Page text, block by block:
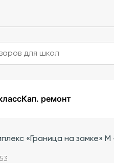
Кап. ремонт
«Граница на замке»